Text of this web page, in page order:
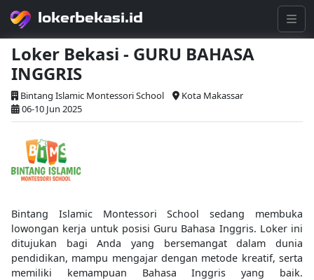
lokerbekasi.id
Loker Bekasi - GURU BAHASA
INGGRIS
Bintang Islamic Montessori School
Kota Makassar
06-10 Jun 2025
Bintang Islamic Montessori School sedang membuka
lowongan kerja untuk posisi Guru Bahasa Inggris. Loker ini
ditujukan bagi Anda yang bersemangat dalam dunia
pendidikan, mampu mengajar dengan metode kreatif, serta
memiliki kemampuan Bahasa Inggris yang baik.